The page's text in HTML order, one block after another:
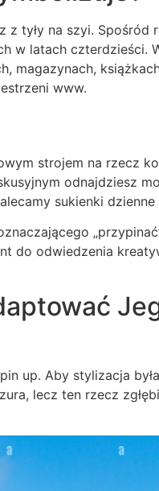
tyły na szyi. Spośród
w latach czterdzieści.
magazynach,
www.
strojem na rzecz
odnajdziesz
sukienki dzienne
do odwiedzenia
up. Aby stylizacja
lecz ten rzecz